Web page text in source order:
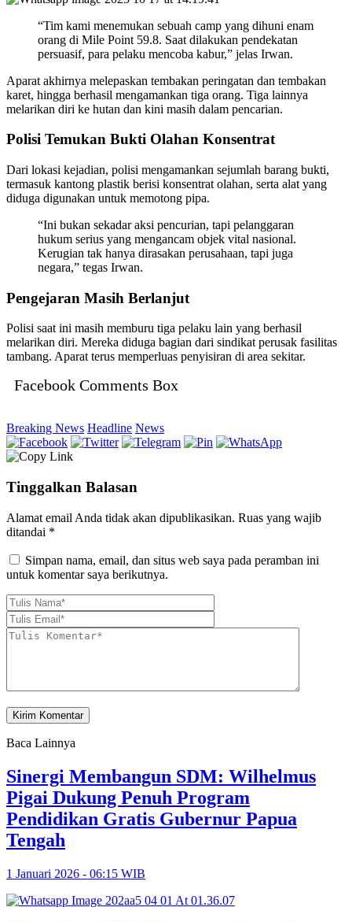
“Tim kami menemukan sebuah camp yang dihuni enam
orang di Mile Point 59.8. Saat dilakukan pendekatan
persuasif, para pelaku mencoba kabur,” jelas Irwan.
Aparat akhirnya melepaskan tembakan peringatan dan tembakan
karet, hingga berhasil mengamankan tiga orang. Tiga lainnya
melarikan diri ke hutan dan kini masih dalam pencarian.
Polisi Temukan Bukti Olahan Konsentrat
Dari lokasi kejadian, polisi mengamankan sejumlah barang bukti,
termasuk kantong plastik berisi konsentrat olahan, serta alat yang
diduga digunakan untuk memotong pipa.
“Ini bukan sekadar aksi pencurian, tapi pelanggaran
hukum serius yang mengancam objek vital nasional.
Kerugian tak hanya dirasakan perusahaan, tapi juga
negara,” tegas Irwan.
Pengejaran Masih Berlanjut
Polisi saat ini masih memburu tiga pelaku lain yang berhasil
melarikan diri. Mereka diduga bagian dari sindikat perusak fasilitas
tambang. Aparat terus memperluas penyisiran di area sekitar.
Facebook Comments Box
Breaking News Headline News
Tinggalkan Balasan
Alamat email Anda tidak akan dipublikasikan. Ruas yang wajib
ditandai *
Simpan nama, email, dan situs web saya pada peramban ini
untuk komentar saya berikutnya.
Baca Lainnya
Sinergi Membangun SDM: Wilhelmus
Pigai Dukung Penuh Program
Pendidikan Gratis Gubernur Papua
Tengah
1 Januari 2026 - 06:15 WIB